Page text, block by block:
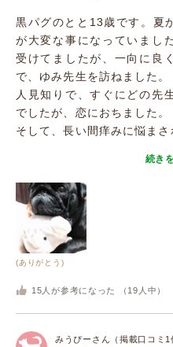
黒パグのとと13歳です。夏
が大変な事になっていまし
受けてましたが、一向に良
で、ゆみ先生を訪ねました。
人見知りで、すぐにどの先
でしたが、恋におちました。
そして、長い間痒みに悩まさ
続き
(ありがとう)
15 人が参考になった （ 19 人中）
みうぴーさん（掲載口コミ1